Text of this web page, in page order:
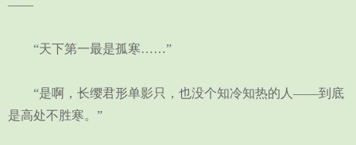
——
“天下第一最是孤寒……”
“是啊，长缨君形单影只，也没个知冷知热的人——到底
是高处不胜寒。”